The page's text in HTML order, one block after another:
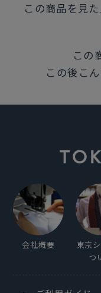
この商品を見
この
この後こ
会社概要
東京
つ